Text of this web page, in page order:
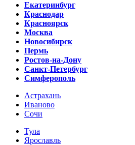
Екатеринбург
Краснодар
Красноярск
Москва
Новосибирск
Пермь
Ростов-на-Дону
Санкт-Петербург
Симферополь
Астрахань
Иваново
Сочи
Тула
Ярославль